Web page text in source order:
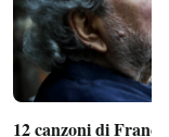
12 canzoni di